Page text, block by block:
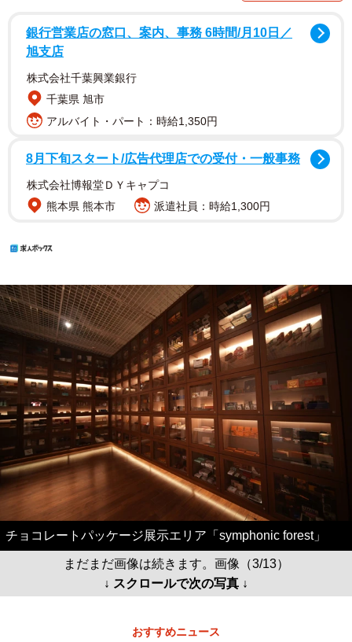
銀行営業店の窓口、案内、事務 6時間/月10日／
旭支店
株式会社千葉興業銀行
千葉県 旭市
アルバイト・パート：時給1,350円
8月下旬スタート/広告代理店での受付・一般事務
株式会社博報堂ＤＹキャプコ
熊本県 熊本市
派遣社員：時給1,300円
チョコレートパッケージ展示エリア「symphonic forest」
まだまだ画像は続きます。画像（3/13）
↓ スクロールで次の写真 ↓
おすすめニュース